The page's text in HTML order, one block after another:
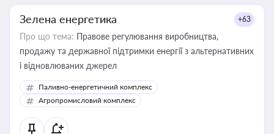
Зелена енергетика +63
Про що тема: Правове регулювання виробництва,
продажу та державної підтримки енергії з альтернативних
і відновлюваних джерел
Паливно-енергетичний комплекс
Агропромисловий комплекс